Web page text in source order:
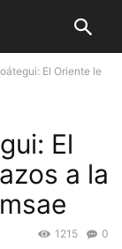
El Oriente le
El
a la
0
1215